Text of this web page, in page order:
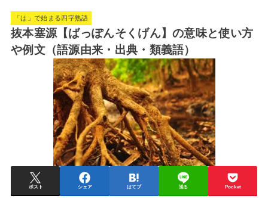
「は」で始まる四字熟語
抜本塞源【ばっぽんそくげん】の意味と使い方
や例文（語源由来・出典・類義語）
ポスト シェア はてブ 送る Pocket